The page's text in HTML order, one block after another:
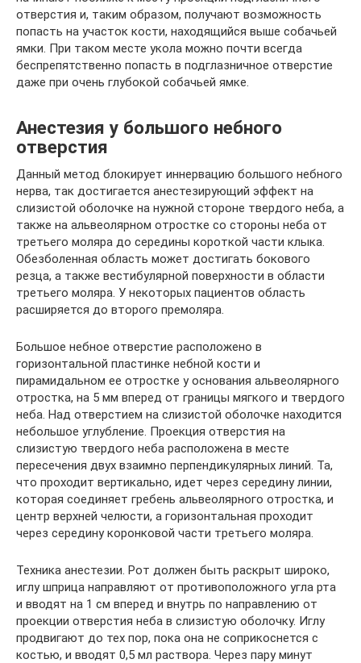
отверстия и, таким образом, получают возможность
попасть на участок кости, находящийся выше собачьей
ямки. При таком месте укола можно почти всегда
беспрепятственно попасть в подглазничное отверстие
даже при очень глубокой собачьей ямке.
Анестезия у большого небного
отверстия
Данный метод блокирует иннервацию большого небного
нерва, так достигается анестезирующий эффект на
слизистой оболочке на нужной стороне твердого неба, а
также на альвеолярном отростке со стороны неба от
третьего моляра до середины короткой части клыка.
Обезболенная область может достигать бокового
резца, а также вестибулярной поверхности в области
третьего моляра. У некоторых пациентов область
расширяется до второго премоляра.
Большое небное отверстие расположено в
горизонтальной пластинке небной кости и
пирамидальном ее отростке у основания альвеолярного
отростка, на 5 мм вперед от границы мягкого и твердого
неба. Над отверстием на слизистой оболочке находится
небольшое углубление. Проекция отверстия на
слизистую твердого неба расположена в месте
пересечения двух взаимно перпендикулярных линий. Та,
что проходит вертикально, идет через середину линии,
которая соединяет гребень альвеолярного отростка, и
центр верхней челюсти, а горизонтальная проходит
через середину коронковой части третьего моляра.
Техника анестезии. Рот должен быть раскрыт широко,
иглу шприца направляют от противоположного угла рта
и вводят на 1 см вперед и внутрь по направлению от
проекции отверстия неба в слизистую оболочку. Иглу
продвигают до тех пор, пока она не соприкоснется с
костью, и вводят 0,5 мл раствора. Через пару минут